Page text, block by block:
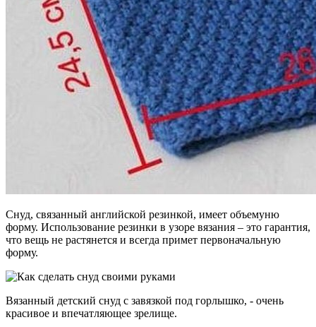
Снуд, связанный английской резинкой, имеет объемуню
форму. Использование резинки в узоре вязания – это гарантия,
что вещь не растянется и всегда примет первоначальную
форму.
Вязанный детский снуд с завязкой под горлышко, - очень
красивое и впечатляющее зрелище.